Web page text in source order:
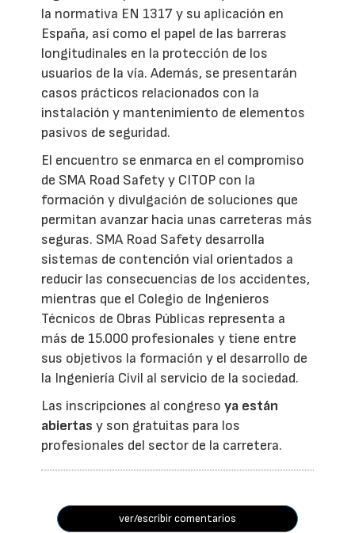
la normativa EN 1317 y su aplicación en
España, así como el papel de las barreras
longitudinales en la protección de los
usuarios de la vía. Además, se presentarán
casos prácticos relacionados con la
instalación y mantenimiento de elementos
pasivos de seguridad.
El encuentro se enmarca en el compromiso
de SMA Road Safety y CITOP con la
formación y divulgación de soluciones que
permitan avanzar hacia unas carreteras más
seguras. SMA Road Safety desarrolla
sistemas de contención vial orientados a
reducir las consecuencias de los accidentes,
mientras que el Colegio de Ingenieros
Técnicos de Obras Públicas representa a
más de 15.000 profesionales y tiene entre
sus objetivos la formación y el desarrollo de
la Ingeniería Civil al servicio de la sociedad.
Las inscripciones al congresoya están
abiertas y son gratuitas para los
profesionales del sector de la carretera.
ver/escribir comentarios